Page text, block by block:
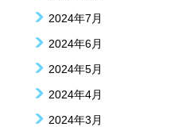
2024年7月
2024年6月
2024年5月
2024年4月
2024年3月